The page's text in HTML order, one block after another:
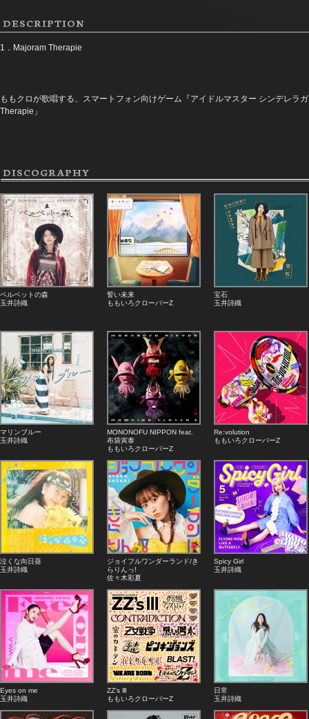
DESCRIPTION
1．Majoram Therapie
ももクロが歌唱する、スマートフォン向けゲーム『アイドルマスター シンデレラ
Therapie」
DISCOGRAPHY
ベルベットの森
玉井詩織
誓い未来
ももいろクローバーZ
宝石
玉井詩織
マリンブルー
玉井詩織
MONONOFU NIPPON feat.
布袋寅泰
ももいろクローバーZ
Re:volution
ももいろクローバーZ
泣くな向日葵
玉井詩織
ジョイフルワンダーランド/き
らりんっ!
佐々木彩夏
Spicy Girl
玉井詩織
Eyes on me
玉井詩織
ZZ’s Ⅲ
ももいろクローバーZ
日常
玉井詩織